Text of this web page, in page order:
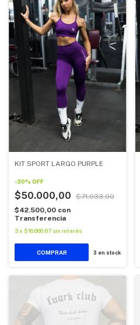
KIT SPORT LARGO PURPLE
-30% OFF
$50.000,00
$71.033,00
$42.500,00 con
Transferencia
3x $16.666,67 sin interés
COMPRAR 3 en stock